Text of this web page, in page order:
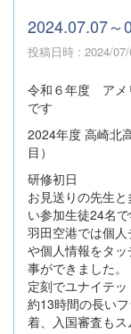
2024.07.07
投稿日時 : 2024/
令和６年度 アメ
です
2024年度 高崎北
目）
研修初日
お見送りの先生
い参加生徒24名で
羽田空港では個
や個人情報をタ
事ができました。
定刻でユナイテッ
約13時間の長い
着、入国審査もス